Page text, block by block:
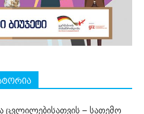
ცვლილებისათვის – სათემო